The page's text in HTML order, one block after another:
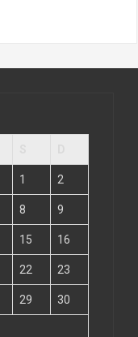
1 2
8 9
15 16
22 23
29 30